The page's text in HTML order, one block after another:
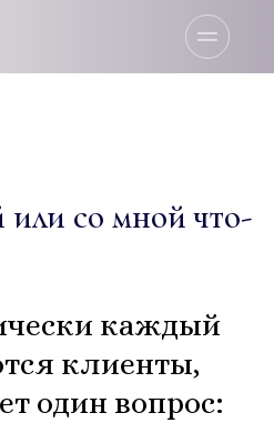
со мной что-
каждый
клиенты,
один вопрос: